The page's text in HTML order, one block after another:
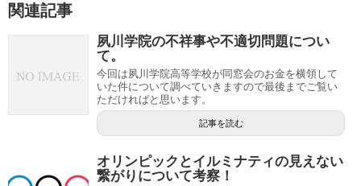
関連記事
夙川学院の不祥事や不適切問題につい
て。
今回は夙川学院高等学校が同窓会のお金を横領して
いた件について調べていきますので最後までご覧い
ただければと思います。
記事を読む
オリンピックとイルミナティの見えない
繋がりについて考察！